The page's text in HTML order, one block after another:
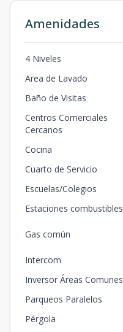
Amenidades
4 Niveles
Area de Lavado
Baño de Visitas
Centros Comerciales
Cercanos
Cocina
Cuarto de Servicio
Escuelas/Colegios
Estaciones combustibles
Gas común
Intercom
Inversor Áreas Comunes
Parqueos Paralelos
Pérgola